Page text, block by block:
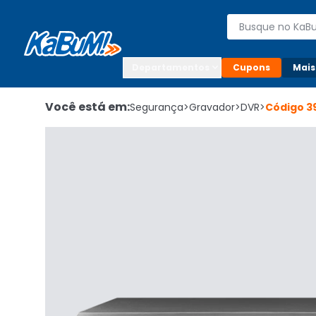
Buscar
Cupons
Você está em:Segurança>Gravador>DVR>Código